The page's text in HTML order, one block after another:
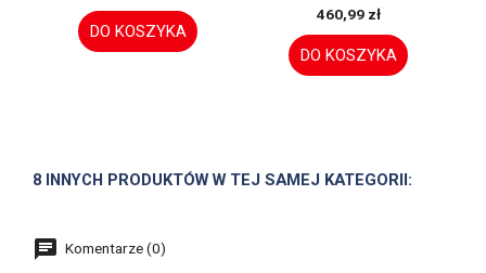
DO KOSZYKA
460,99 zł
DO KOSZYKA
8 INNYCH PRODUKTÓW W TEJ SAMEJ KATEGORII:
Komentarze (0)